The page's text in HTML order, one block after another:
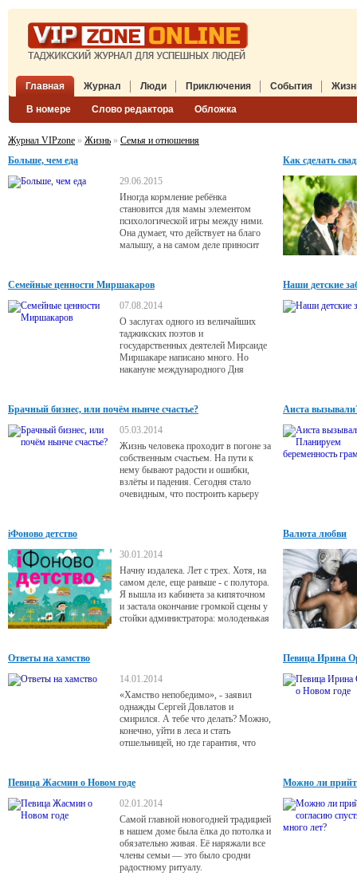
Главная Журнал
В номере Слово редактора Обложка
Люди Приключения События
Журнал VIPzone » Жизнь » Семья и отношения
Больше, чем еда
29.06.2015
Иногда кормление ребёнка
становится для мамы элементом
психологической игры между ними.
Она думает, что действует на благо
малышу, а на самом деле приносит
Как сделать
Семейные ценности Миршакаров
07.08.2014
О заслугах одного из величайших
таджикских поэтов и
государственных деятелей Мирсаиде
Миршакаре написано много. Но
накануне международного Дня
семьянине, потому что главная
заслуга Миршакара – это хорошее
воспитание детей, каждый из которых
является достойным носителем
семейной династии. Сегодня
Миршакары вспоминают своих
Наши детские
Брачный бизнес, или почём нынче счастье?
05.03.2014
Жизнь человека проходит в погоне за
собственным счастьем. На пути к
нему бывают радости и ошибки,
взлёты и падения. Сегодня стало
очевидным, что построить карьеру
призрачную фантазию? Брачные
агентства обещают помочь, но в их
ли руках ключ от долгожданного
счастья?
Аиста
iФоново детство
30.01.2014
Начну издалека. Лет с трех. Хотя, на
самом деле, еще раньше - с полутора.
Я вышла из кабинета за кипяточном
и застала окончание громкой сцены у
стойки администратора: молоденькая
сказала, он мне самой нужен!»
Девочке чуть больше года, но орет
она громко и выразительно: «Играть
дай!
Валюта любви
Ответы на хамство
14.01.2014
«Хамство непобедимо», - заявил
однажды Сергей Довлатов и
смирился. А тебе что делать? Можно,
конечно, уйти в леса и стать
отшельницей, но где гарантия, что
реальность - хамы повсюду, и с этим
надо как-то жить.
Певица Ирина
Певица Жасмин о Новом годе
02.01.2014
Самой главной новогодней традицией
в нашем доме была ёлка до потолка и
обязательно живая. Её наряжали все
члены семьи — это было сродни
радостному ритуалу.
Можно ли